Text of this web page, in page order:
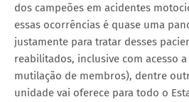
dos campeões em acidentes
essas ocorrências é quase uma
justamente para tratar desses
reabilitados, inclusive com acesso
mutilação de membros), dentre
unidade vai oferece para todo o